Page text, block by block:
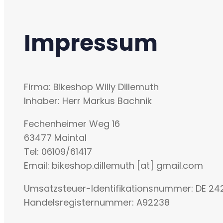
Impressum
Firma: Bikeshop Willy Dillemuth
Inhaber: Herr Markus Bachnik
Fechenheimer Weg 16
63477 Maintal
Tel: 06109/61417
Email: bikeshop.dillemuth [at] gmail.com
Umsatzsteuer-Identifikationsnummer: DE
Handelsregisternummer: A92238